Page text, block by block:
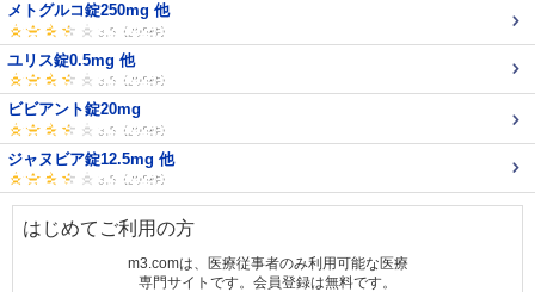
メトグルコ錠250mg 他
ユリス錠0.5mg 他
ビビアント錠20mg
ジャヌビア錠12.5mg 他
はじめてご利用の方
m3.comは、医療従事者のみ利用可能な医療
専門サイトです。会員登録は無料です。